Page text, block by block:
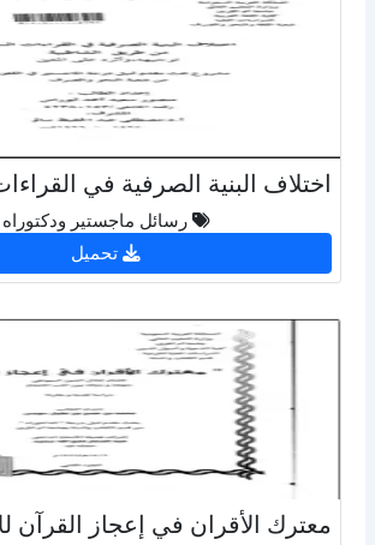
رسائل ماجستير ودكتوراه
تحميل